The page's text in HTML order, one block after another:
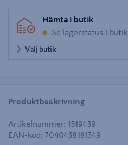
Hämta i butik
Se lagerstatus i butik
Välj butik
Produktbeskrivning
Artikelnummer: 1519439
EAN-kod: 7040438181349